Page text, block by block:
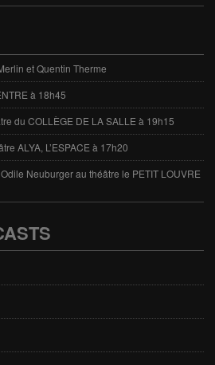
et Quentin Therme
à 18h45
du COLLÈGE DE LA SALLE à 19h15
ALYA, L’ESPACE à 17h20
Neuburger au théâtre le PETIT LOUVRE